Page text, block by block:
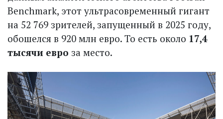
Benchmark, этот ультрасовременный гигант
на 52 769 зрителей, запущенный в 2025 году,
обошелся в 920 млн евро. То есть около 17,4
тысячи евро за место.